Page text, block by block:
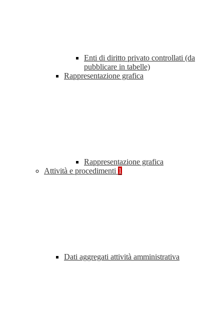
Enti di diritto privato controllati (da
pubblicare in tabelle)
Rappresentazione grafica
Rappresentazione grafica
Attività e procedimenti 1
Dati aggregati attività amministrativa